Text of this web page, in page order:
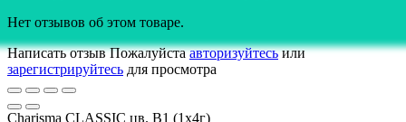
Нет отзывов об этом товаре.
Написать отзывПожалуйстаавторизуйтесьили
зарегистрируйтесь для просмотра
Charisma CLASSIC цв. B1 (1х4г)